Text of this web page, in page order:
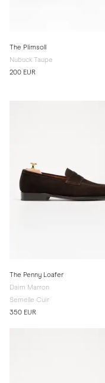
The Plimsoll
Nubuck Taupe
200 EUR
The Penny Loafer
Daim Marron
Semelle Cuir
350 EUR